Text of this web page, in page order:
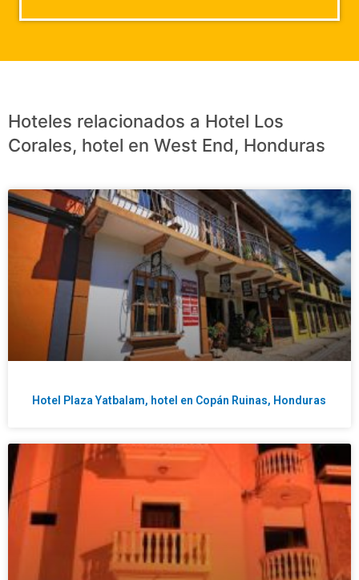
Hoteles relacionados a Hotel Los
Corales, hotel en West End, Honduras
Hotel Plaza Yatbalam, hotel en Copán Ruinas, Honduras